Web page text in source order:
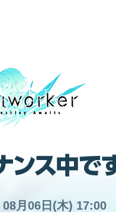
月06日(木) 17:00